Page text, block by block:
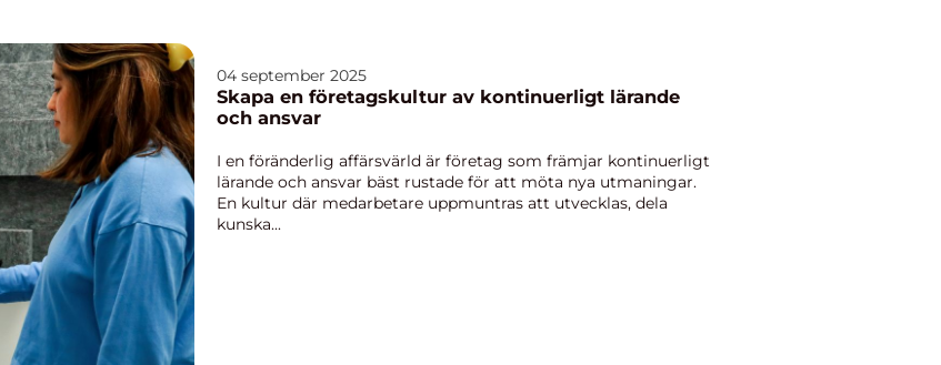
04 september 2025
Skapa en företagskultur av kontinuerligt lärande
och ansvar
I en föränderlig affärsvärld är företag som främjar kontinuerligt
lärande och ansvar bäst rustade för att möta nya utmaningar.
En kultur där medarbetare uppmuntras att utvecklas, dela
kunska...